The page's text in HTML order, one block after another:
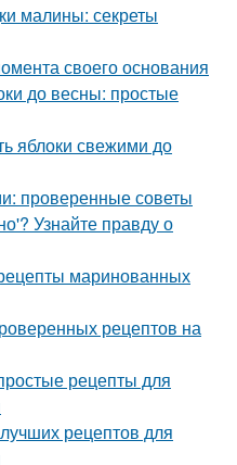
малины: секреты
своего основания
до весны: простые
яблоки свежими до
проверенные советы
Узнайте правду о
маринованных
рецептов на
рецепты для
рецептов для